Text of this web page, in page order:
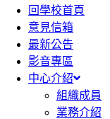
回學校首頁
意見信箱
最新公告
影音專區
中心介紹
組織成員
業務介紹